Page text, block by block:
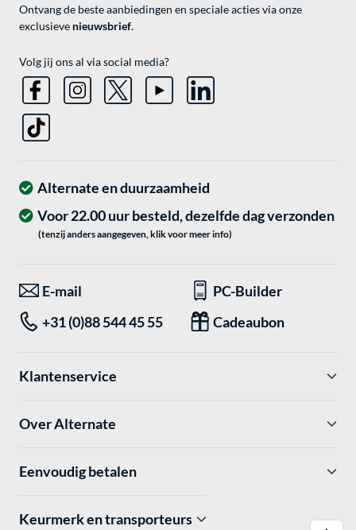
Ontvang de beste aanbiedingen en speciale acties via onze
exclusieve nieuwsbrief.
Volg jij ons al via social media?
Alternate en duurzaamheid
Voor 22.00 uur besteld, dezelfde dag verzonden
(tenzij anders aangegeven, klik voor meer info)
E-mail
PC-Builder
+31 (0)88 544 45 55
Cadeaubon
Klantenservice
Over Alternate
Eenvoudig betalen
Keurmerk en transporteurs